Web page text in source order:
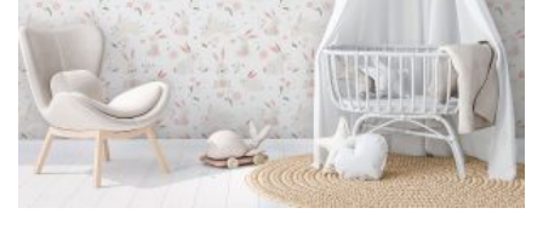
σελίδα
του
προϊόντος